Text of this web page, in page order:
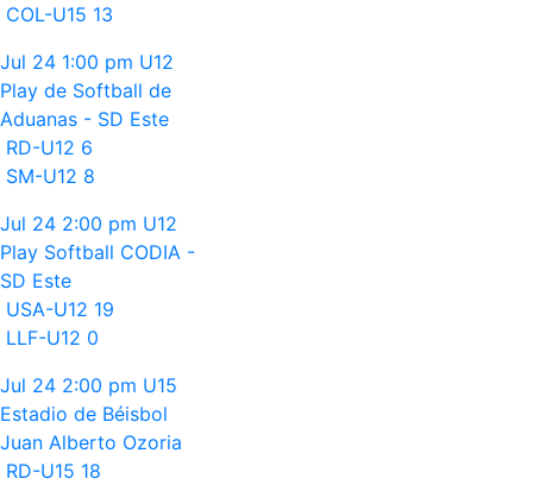
COL-U15 13
Jul 24 1:00 pm U12
Play de Softball de
Aduanas - SD Este
RD-U12 6
SM-U12 8
Jul 24 2:00 pm U12
Play Softball CODIA -
SD Este
USA-U12 19
LLF-U12 0
Jul 24 2:00 pm U15
Estadio de Béisbol
Juan Alberto Ozoria
RD-U15 18